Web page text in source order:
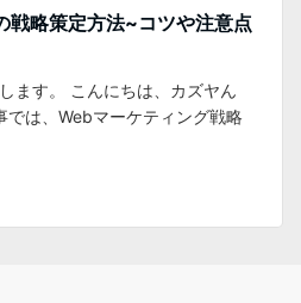
戦略策定方法~コツや注意点
ます。 こんにちは、カズヤん
は、Webマーケティング戦略